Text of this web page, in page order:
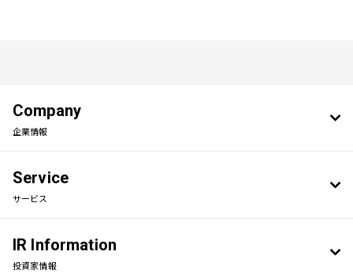
Company
企業情報
Service
サービス
IR Information
投資家情報